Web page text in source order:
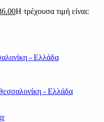
Η τρέχουσα τιμή είναι:
- Ελλάδα
- Ελλάδα